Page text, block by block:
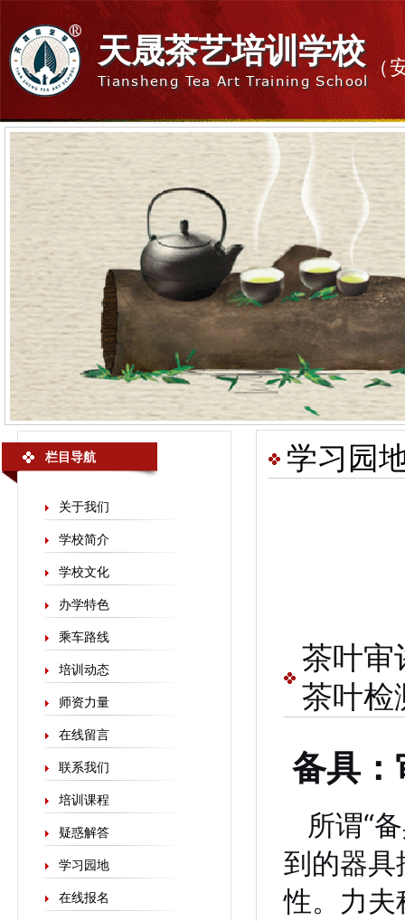
天晟茶艺培训学校
Tiansheng Tea Art Training School
（
栏目导航
关于我们
学校简介
学校文化
办学特色
乘车路线
培训动态
师资力量
在线留言
联系我们
培训课程
疑惑解答
学习园地
在线报名
学习园
茶叶
茶叶检
备具：
所谓“
到的器具
性。力